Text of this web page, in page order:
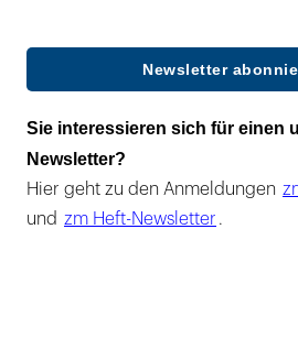
Newsletter
Sie interessieren sich für einen
Newsletter?
Hier geht zu den Anmeldungen
und zm Heft-Newsletter .